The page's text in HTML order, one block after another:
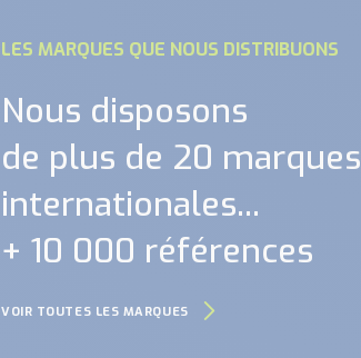
LES MARQUES QUE NOUS DISTRIBUONS
Nous disposons
de plus de 20 marques
internationales...
+ 10 000 références
VOIR TOUTES LES MARQUES